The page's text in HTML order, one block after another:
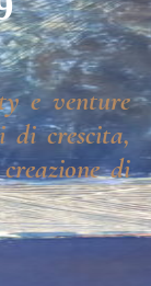
e venture
di crescita,
di